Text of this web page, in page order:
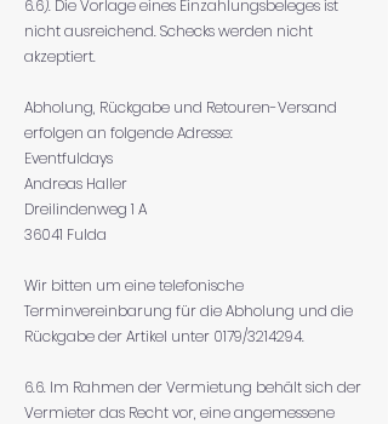
6.6). Die Vorlage eines Einzahlungsbeleges ist
nicht ausreichend. Schecks werden nicht
akzeptiert.
Abholung, Rückgabe und Retouren-Versand
erfolgen an folgende Adresse:
Eventfuldays
Andreas Haller
Dreilindenweg 1 A
36041 Fulda
Wir bitten um eine telefonische
Terminvereinbarung für die Abholung und die
Rückgabe der Artikel unter 0179/3214294.
6.6. Im Rahmen der Vermietung behält sich der
Vermieter das Recht vor, eine angemessene